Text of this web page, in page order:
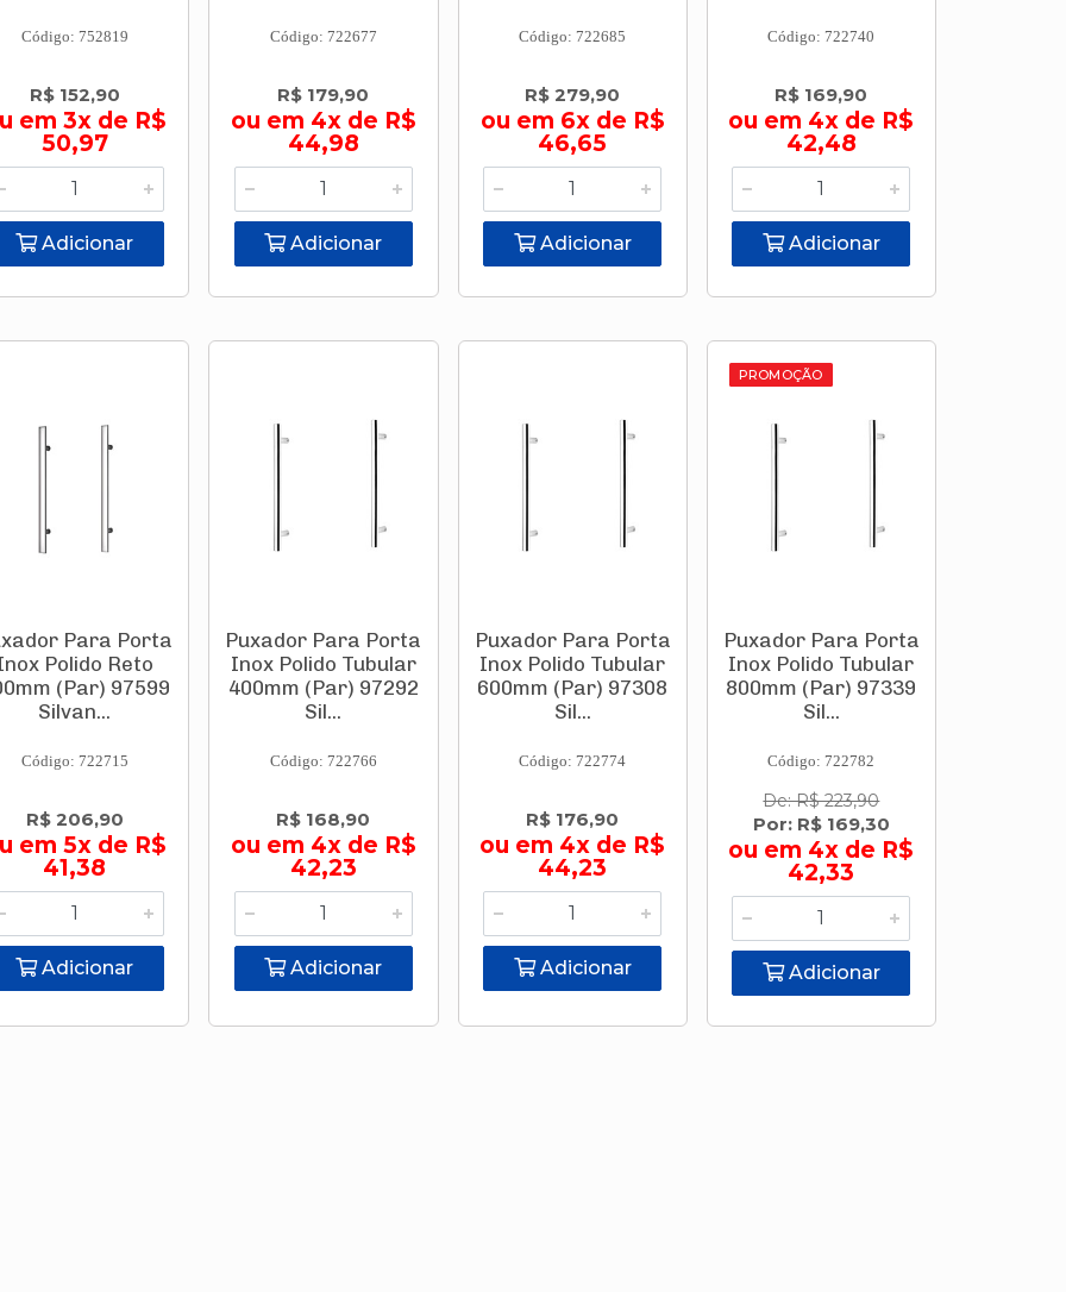
Código: 752819
R$ 152,90
em 3x de R$
50,97
Adicionar
Código: 722677
R$ 179,90
ou em 4x de R$
44,98
Adicionar
Código: 722685
R$ 279,90
ou em 6x de R$
46,65
Adicionar
Código: 722740
R$ 169,90
ou em 4x de R$
42,48
Adicionar
Para Porta
Polido Reto
(Par) 97599
Silvan...
Código: 722715
R$ 206,90
em 5x de R$
41,38
Adicionar
Puxador Para Porta
Inox Polido Tubular
400mm (Par) 97292
Sil...
Código: 722766
R$ 168,90
ou em 4x de R$
42,23
Adicionar
Puxador Para Porta
Inox Polido Tubular
600mm (Par) 97308
Sil...
Código: 722774
R$ 176,90
ou em 4x de R$
44,23
Adicionar
PROMOÇÃO
Puxador Para Porta
Inox Polido Tubular
800mm (Par) 97339
Sil...
Código: 722782
De: R$ 223,90
Por: R$ 169,30
ou em 4x de R$
42,33
Adicionar